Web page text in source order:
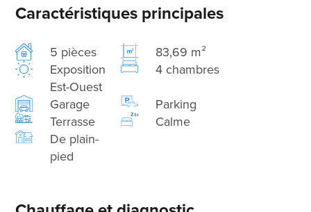
Caractéristiques principales
5 pièces
83,69 m²
Exposition
Est-Ouest
4 chambres
Garage
Parking
Terrasse
Calme
De plain-
pied